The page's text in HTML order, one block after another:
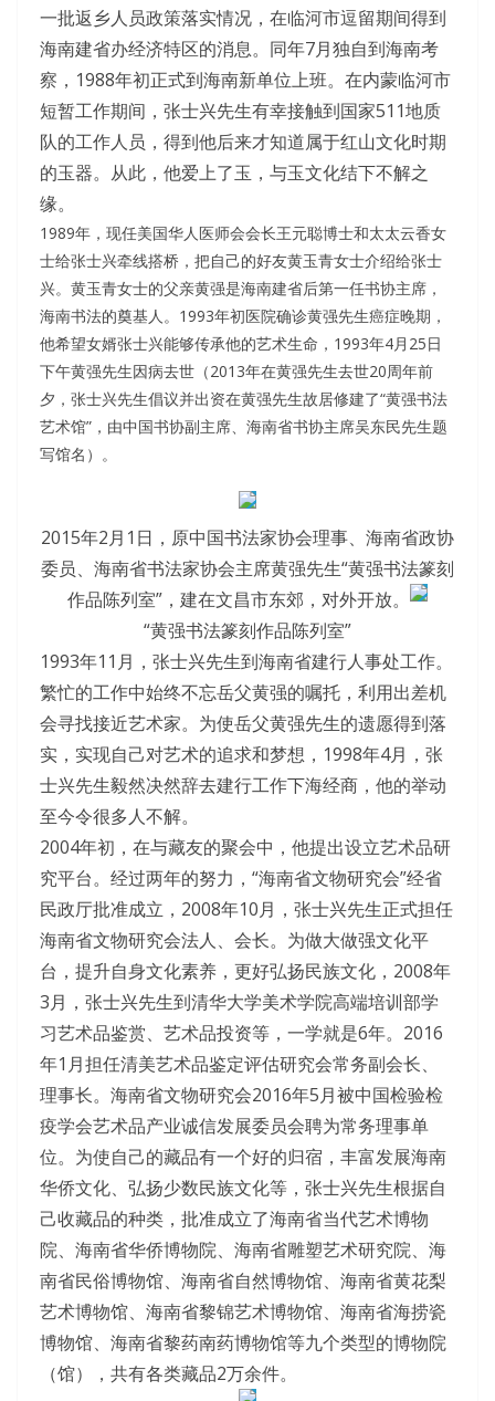
一批返乡人员政策落实情况，在临河市逗留期间得到
海南建省办经济特区的消息。同年7月独自到海南考
察，1988年初正式到海南新单位上班。在内蒙临河市
短暂工作期间，张士兴先生有幸接触到国家511地质
队的工作人员，得到他后来才知道属于红山文化时期
的玉器。从此，他爱上了玉，与玉文化结下不解之
缘。
1989年，现任美国华人医师会会长王元聪博士和太太云香女
士给张士兴牵线搭桥，把自己的好友黄玉青女士介绍给张士
兴。黄玉青女士的父亲黄强是海南建省后第一任书协主席，
海南书法的奠基人。1993年初医院确诊黄强先生癌症晚期，
他希望女婿张士兴能够传承他的艺术生命，1993年4月25日
下午黄强先生因病去世（2013年在黄强先生去世20周年前
夕，张士兴先生倡议并出资在黄强先生故居修建了“黄强书法
艺术馆”，由中国书协副主席、海南省书协主席吴东民先生题
写馆名）。
2015年2月1日，原中国书法家协会理事、海南省政协
委员、海南省书法家协会主席黄强先生“黄强书法篆刻
作品陈列室”，建在文昌市东郊，对外开放。
“黄强书法篆刻作品陈列室”
1993年11月，张士兴先生到海南省建行人事处工作。
繁忙的工作中始终不忘岳父黄强的嘱托，利用出差机
会寻找接近艺术家。为使岳父黄强先生的遗愿得到落
实，实现自己对艺术的追求和梦想，1998年4月，张
士兴先生毅然决然辞去建行工作下海经商，他的举动
至今令很多人不解。
2004年初，在与藏友的聚会中，他提出设立艺术品研
究平台。经过两年的努力，“海南省文物研究会”经省
民政厅批准成立，2008年10月，张士兴先生正式担任
海南省文物研究会法人、会长。为做大做强文化平
台，提升自身文化素养，更好弘扬民族文化，2008年
3月，张士兴先生到清华大学美术学院高端培训部学
习艺术品鉴赏、艺术品投资等，一学就是6年。2016
年1月担任清美艺术品鉴定评估研究会常务副会长、
理事长。海南省文物研究会2016年5月被中国检验检
疫学会艺术品产业诚信发展委员会聘为常务理事单
位。为使自己的藏品有一个好的归宿，丰富发展海南
华侨文化、弘扬少数民族文化等，张士兴先生根据自
己收藏品的种类，批准成立了海南省当代艺术博物
院、海南省华侨博物院、海南省雕塑艺术研究院、海
南省民俗博物馆、海南省自然博物馆、海南省黄花梨
艺术博物馆、海南省黎锦艺术博物馆、海南省海捞瓷
博物馆、海南省黎药南药博物馆等九个类型的博物院
（馆），共有各类藏品2万余件。